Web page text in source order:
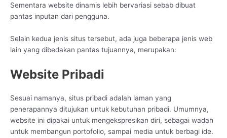
Sementara website dinamis lebih bervariasi sebab dibuat
pantas inputan dari pengguna.
Selain kedua jenis situs tersebut, ada juga beberapa jenis web
lain yang dibedakan pantas tujuannya, merupakan:
Website Pribadi
Sesuai namanya, situs pribadi adalah laman yang
penerapannya ditujukan untuk kebutuhan pribadi. Umumnya,
website ini dipakai untuk mengekspresikan diri, sebagai wadah
untuk membangun portofolio, sampai media untuk berbagi ide.